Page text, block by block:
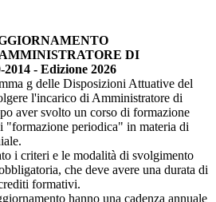
DI
- Edizione 2026
g delle Disposizioni Attuative del
l'incarico di Amministratore di
aver svolto un corso di formazione
"formazione periodica" in materia di
i criteri e le modalità di svolgimento
che deve avere una durata di
formativi.
hanno una cadenza annuale